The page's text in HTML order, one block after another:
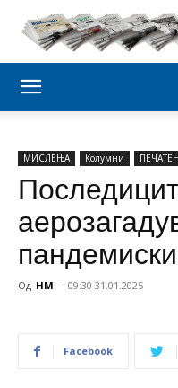
МИСЛЕЊА Колумни
Од НМ - 09:30 31.01.2025
Facebook